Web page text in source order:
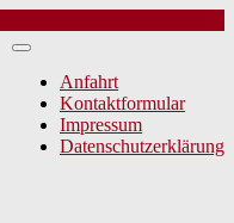
Anfahrt
Kontaktformular
Impressum
Datenschutzerklärung